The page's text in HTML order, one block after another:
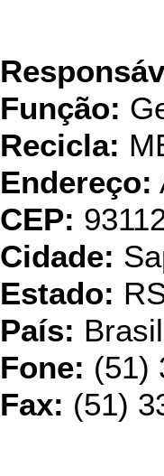
Função:
Recicla:
Endereço:
CEP:
Cidade:
Estado:
País: Brasil
Fone: (51)
Fax: (51)